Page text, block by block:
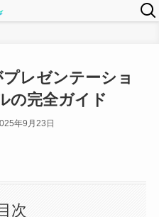
レゼンテーショ
の完全ガイド
年9月23日
次